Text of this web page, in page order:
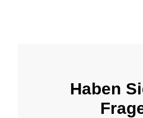
Haben